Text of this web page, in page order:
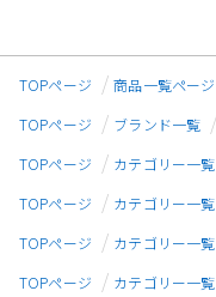
TOPページ 商品一覧ページ
TOPページ
ブランド一覧
TOPページ
カテゴリー一覧
TOPページ
カテゴリー一覧
TOPページ
カテゴリー一覧
TOPページ
カテゴリー一覧